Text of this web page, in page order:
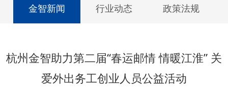
金智新闻 行业动态 政策法规
杭州金智助力第二届“春运邮情 情暖江淮” 关
爱外出务工创业人员公益活动